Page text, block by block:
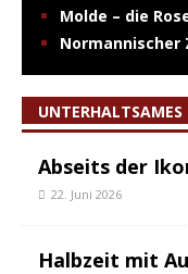
Molde – die
Normannischer
UNTERHALTSAMES
Abseits der
22. Juni 2026
Halbzeit mit